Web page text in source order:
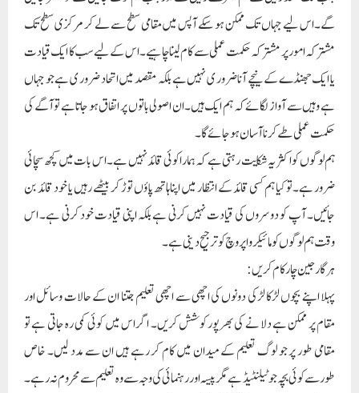
گے۔اس لیے جہاں تک ممکن ہو سکے آپس میں مقامی سطح سے لے کر مر کزی سطح تک
مشترکہ امور پر مشترکہ حکمت عملی سے کام لینا چاہیے۔ اس کے لیے سب کا ایک قیادت
یا ایک جھنڈے کے نیچے آنا ضرور ی نہیں ہے بلکہ مقصد میں اتحاد ضرور ی ہے جو جہاں
ہے وہیں سے آواز لگائے کہ ہم ایک ہیں۔ان اصولی باتوں پر اتفاق ہو جاتاہے تو آگے کی
حکمت عملی طے کر نا آسان ہو جائے گا۔
ہم لوگوں کو اکثر یہ شکایت رہتی ہے کہ ہمارا کوئی قائد نہیں ہے۔ اس بات میں کچھ سچائی
ضرور ہے۔تو کیا ہم کسی قائد کے انتظار میں اپنا ہاتھ پاؤں توڑ کر بیٹھے رہیں یا خود قائد بن
جائیں۔ آپ کو دوسروں کی قیادت نہیں کرنی ہے بلکہ اپنی قیادت خود کرنی ہے۔ اس
وقت ہم لوگوں کو مائیکرو اپروچ کو ترجیح دینی ہے۔
ہر گارجین چار کام کریں:
پہلا اپنے بچوں لڑکا لڑکی دونوں کی اچھی سے اچھی تعلیم جتنا ان کے حالات وسائل اور
مقام پر ممکن ہے دلا نے کی بھرپور کوشش کریں۔ اگر اس میں کوئی کمی رہ جاتی ہے تو
مقامی طور پر جو لوگ تعلیم کے میدان میں کام کر رہے ہیں ان سے مدد لیں۔ خاص
طورسے کوئی بچہ جو ٹیلنٹیڈ ہے مگر پیسہ اور رہنمائی کی وجہ سے وہ تعلیم سے محروم نہ رہے۔